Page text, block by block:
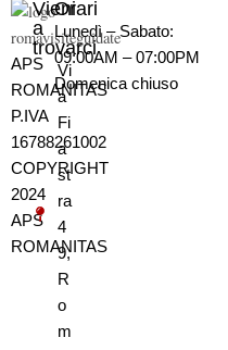
APS
ROMANITAS
P.IVA
16788261002
COPYRIGHT
2024
APS
ROMANITAS
Vieni
a
trovarci
Vi
a
Fi
a
st
ra
4
9,
R
o
m
Orari
Lunedì – Sabato:
09:00AM – 07:00PM
Domenica chiuso